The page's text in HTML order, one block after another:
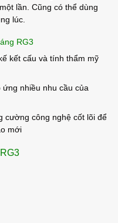
lần. Cũng có thể dùng
lúc.
RG3
kết cấu và tính thẩm mỹ
nhiều nhu cầu của
cường công nghệ cốt lõi để
mới